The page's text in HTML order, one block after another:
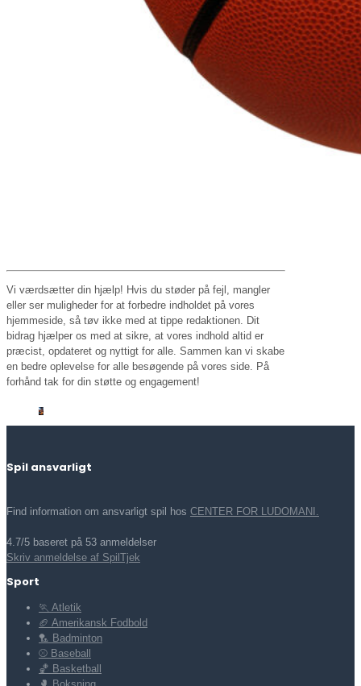
Vi værdsætter din hjælp! Hvis du støder på fejl, mangler
eller ser muligheder for at forbedre indholdet på vores
hjemmeside, så tøv ikke med at tippe redaktionen. Dit
bidrag hjælper os med at sikre, at vores indhold altid er
præcist, opdateret og nyttigt for alle. Sammen kan vi skabe
en bedre oplevelse for alle besøgende på vores side. På
forhånd tak for din støtte og engagement!
Spil ansvarligt
Find information om ansvarligt spil hos CENTER FOR LUDOMANI.
4.7/5 baseret på 53 anmeldelser
Skriv anmeldelse af SpilTjek
Sport
🏃 Atletik
🏈 Amerikansk Fodbold
🏸 Badminton
⚾ Baseball
🏀 Basketball